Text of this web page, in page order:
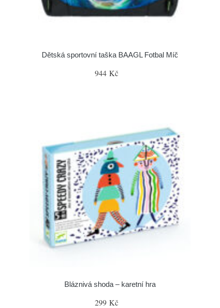
Dětská sportovní taška BAAGL Fotbal Míč
944 Kč
Bláznivá shoda – karetní hra
299 Kč